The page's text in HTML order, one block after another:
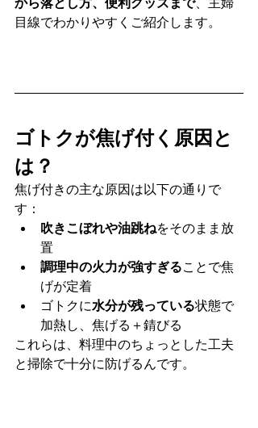
目線でわかりやすくご紹介します。
ゴトクが焦げ付く原因と
は？
焦げ付きの主な原因は以下の通りで
す：
吹きこぼれや油跳ねをそのまま放
置
調理中の火力が強すぎることで焦
げが定着
ゴトクに水分が残っている状態で
加熱し、焦げる＋錆びる
これらは、料理中のちょっとした工夫
と掃除で十分に防げるんです。